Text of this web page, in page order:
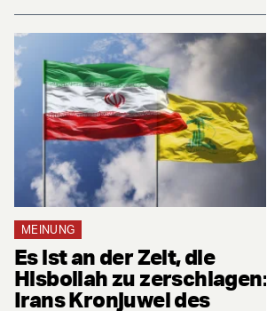
MEINUNG
Es ist an der Zeit, die
Hisbollah zu zerschlagen:
Irans Kronjuwel des